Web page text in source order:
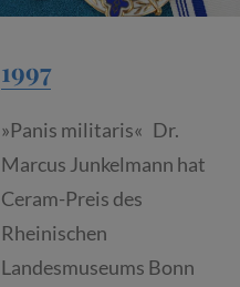
1997
»Panis militaris« Dr.
Marcus Junkelmann hat
Ceram-Preis des
Rheinischen
Landesmuseums Bonn